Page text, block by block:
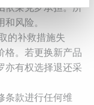
依莱克罗承担。所
风险。
的补救措施失
格。若更换新产品
亦有权选择退还采
条款进行任何维